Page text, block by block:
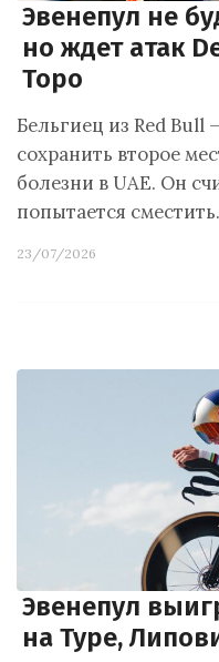
Эвенепул не
но ждет атак
Торо
Бельгиец из Red
сохранить второе
болезни в UAE. Он
попытается
23/07/2026
Эвенепул
на Туре,